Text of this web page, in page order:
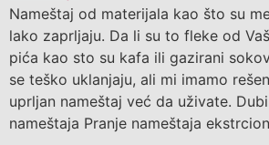
Nameštaj od materijala kao što su
lako zaprljaju. Da li su to fleke od
pića kao sto su kafa ili gazirani
se teško uklanjaju, ali mi imamo
uprljan nameštaj već da uživate.
nameštaja Pranje nameštaja